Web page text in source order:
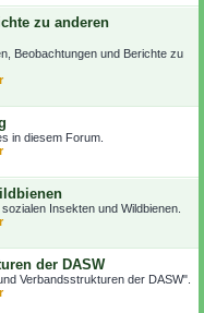
zu anderen
Beobachtungen und Berichte zu
in diesem Forum.
Insekten und Wildbienen.
der DASW
Verbandsstrukturen der DASW".